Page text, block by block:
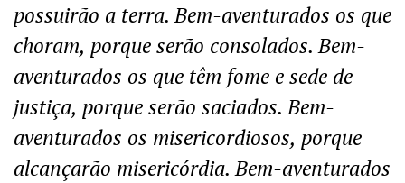
possuirão a terra. Bem-aventurados os que
choram, porque serão consolados. Bem-
aventurados os que têm fome e sede de
justiça, porque serão saciados. Bem-
aventurados os misericordiosos, porque
alcançarão misericórdia. Bem-aventurados